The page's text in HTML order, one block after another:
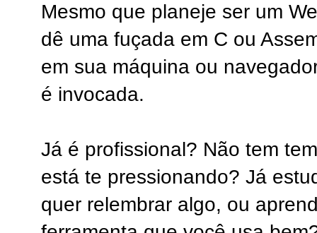
Mesmo que planeje ser um
dê uma fuçada em C ou
em sua máquina ou
é invocada.
Já é profissional? Não tem
está te pressionando? Já
quer relembrar algo, ou